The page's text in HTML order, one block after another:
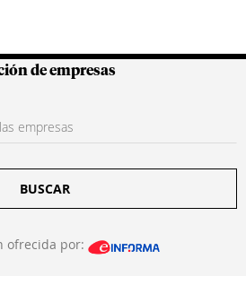
Colombianas
de empresas
BUSCAR
ofrecida por: